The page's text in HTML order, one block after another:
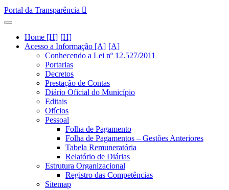
Portal da Transparência
Home [H]
Acesso a Informação [A]
Conhecendo a Lei nº 12.527/2011
Portarias
Decretos
Prestação de Contas
Diário Oficial do Município
Editais
Ofícios
Pessoal
Folha de Pagamento
Folha de Pagamentos – Gestões Anteriores
Tabela Remuneratória
Relatório de Diárias
Estrutura Organizacional
Registro das Competências
Sitemap